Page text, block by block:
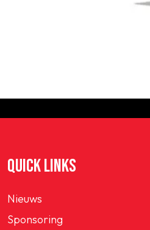
Nieuws
Teams
Trainingsschema